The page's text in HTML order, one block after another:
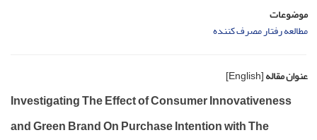
موضوعات
مطالعه رفتار مصرف کننده
عنوان مقاله[English]
Investigating The Effect of Consumer Innovativeness
and Green Brand On Purchase Intention with The